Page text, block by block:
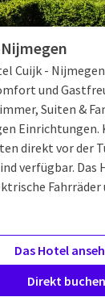
Cuijk -
und
Suiten &
Einrichtungen.
direkt vor der
verfügbar.
Fahrräder
Das Hotel
Direkt buchen